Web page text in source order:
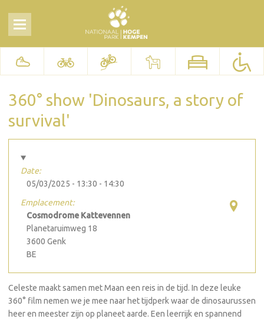
360° show 'Dinosaurs, a story of
survival'
Date:
05/03/2025 - 13:30 - 14:30
Emplacement:
Cosmodrome Kattevennen
Planetaruimweg 18
3600 Genk
BE
Celeste maakt samen met Maan een reis in de tijd. In deze leuke
360° film nemen we je mee naar het tijdperk waar de dinosaurussen
heer en meester zijn op planeet aarde. Een leerrijk en spannend